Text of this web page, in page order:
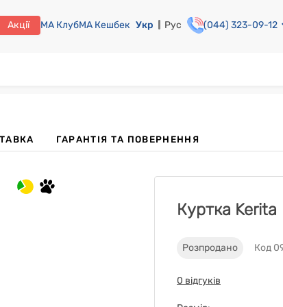
Акції МА КлубМА Кешбек Укр Рус (044) 323-09-12
ГАРАНТІЯ ТА ПОВЕРНЕННЯ
Куртка Kerita
Розпродано Код
0 відгуків